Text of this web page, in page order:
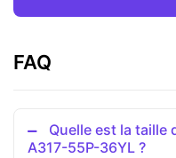
FAQ
Quelle est la taille
A317-55P-36YL ?